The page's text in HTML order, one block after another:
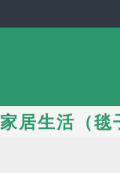
家居生活（毯